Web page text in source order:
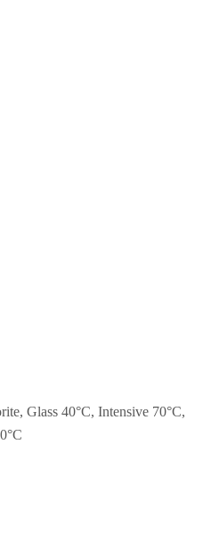
Glass 40°C, Intensive 70°C,